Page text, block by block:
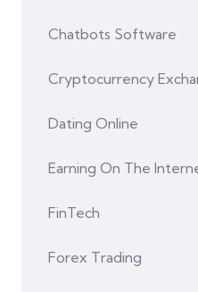
Chatbots Software
Cryptocurrency
Dating Online
Earning On The
FinTech
Forex Trading